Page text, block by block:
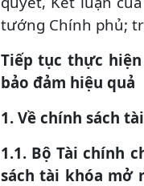
tướng Chính phủ;
Tiếp tục thực
bảo đảm hiệu quả
1. Về chính sách
1.1. Bộ Tài chính
sách tài khóa mở